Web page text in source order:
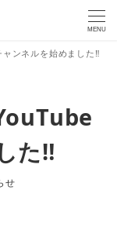
MENU
ャンネルを始めました‼
た‼
ー
せ